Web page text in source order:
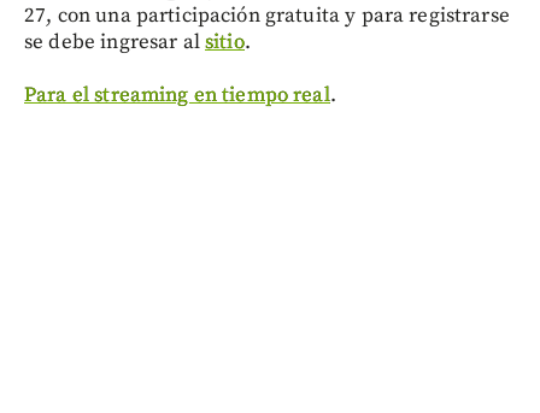
27, con una participación gratuita y para registrarse
se debe ingresar alsitio.
Para el streaming en tiempo real.